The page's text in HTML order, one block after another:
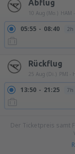
Abflug
10 Aug (Mo.) HAM
05:55 08:40 2h
Rückflug
25 Aug (Di.) PMI -
13:50 21:25 7h
Der Ticketpreis samt